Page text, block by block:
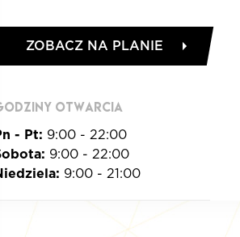
ZOBACZ NA PLANIE
OTWARCIA
- Pt: 9:00 - 22:00
9:00 - 22:00
9:00 - 21:00